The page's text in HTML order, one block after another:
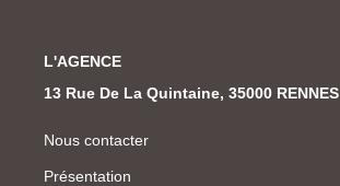
L'AGENCE
13 Rue De La Quintaine, 35000 RENNES
Nous contacter
Présentation